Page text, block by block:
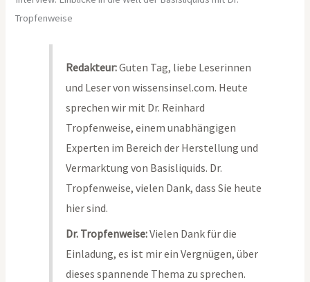
Tropfenweise
Redakteur:Guten Tag, liebe Leserinnen
und Leser von wissensinsel.com. Heute
sprechen wir mit Dr. Reinhard
Tropfenweise, einem unabhängigen
Experten im Bereich der Herstellung und
Vermarktung von Basisliquids. Dr.
Tropfenweise, vielen Dank, dass Sie heute
hier sind.
Dr. Tropfenweise:Vielen Dank für die
Einladung, es ist mir ein Vergnügen, über
dieses spannende Thema zu sprechen.